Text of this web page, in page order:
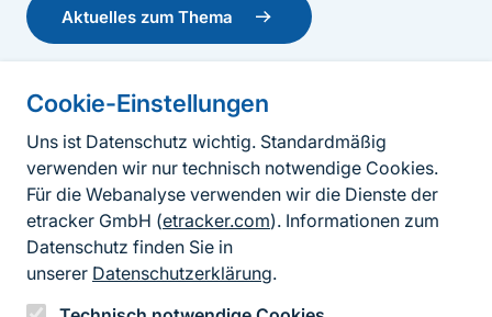
Cookie-Einstellungen
Uns ist Datenschutz wichtig. Standardmäßig
verwenden wir nur technisch notwendige Cookies.
Für die Webanalyse verwenden wir die Dienste der
etracker GmbH (etracker.com). Informationen zum
Datenschutz finden Sie in
unserer Datenschutzerklärung.
Aktuelles zum Thema
Modellierung im Naturschutz: Bedarfe und
Lösungen im Kontext von Renaturierung und
Klimawandel. Tagungsdokumentation
BfN-Schriften • 2025
Auf der Tagung „NaturschutzDigital 2024” wurden
aktuelle fachliche Anforderungen, der Stand der
Modellierungsanwendungen und die Perspektiven...
mehr lesen
Informationen zur Seite
FußzeileKontakt zum BfN
Kontaktformular
Erklärung zur Barrierefreiheit
Impressum